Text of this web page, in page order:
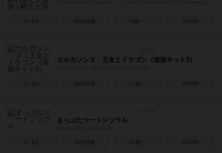
2～6人 60分前後 8歳～ 2002年
カルカソンヌ：王女とドラゴン（追加キット3）
2～6人 60分前後 13歳～ 2004年
まっぷたツートンソウル
3～8人 30分前後 10歳～ 2022年